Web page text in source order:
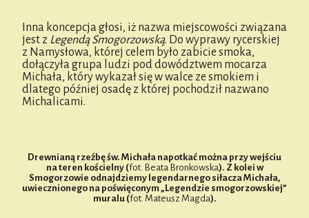
Inna koncepcja głosi, iż nazwa miejscowości związana
jest z Legendą Smogorzowską. Do wyprawy rycerskiej
z Namysłowa, której celem było zabicie smoka,
dołączyła grupa ludzi pod dowództwem mocarza
Michała, który wykazał się w walce ze smokiem i
dlatego później osadę z której pochodził nazwano
Michalicami.
Drewnianą rzeźbę św. Michała napotkać można przy wejściu
na teren kościelny (fot. Beata Bronkowska). Z kolei w
Smogorzowie odnajdziemy legendarnego siłacza Michała,
uwiecznionego na poświęconym „Legendzie smogorzowskiej”
muralu (fot. Mateusz Magda).